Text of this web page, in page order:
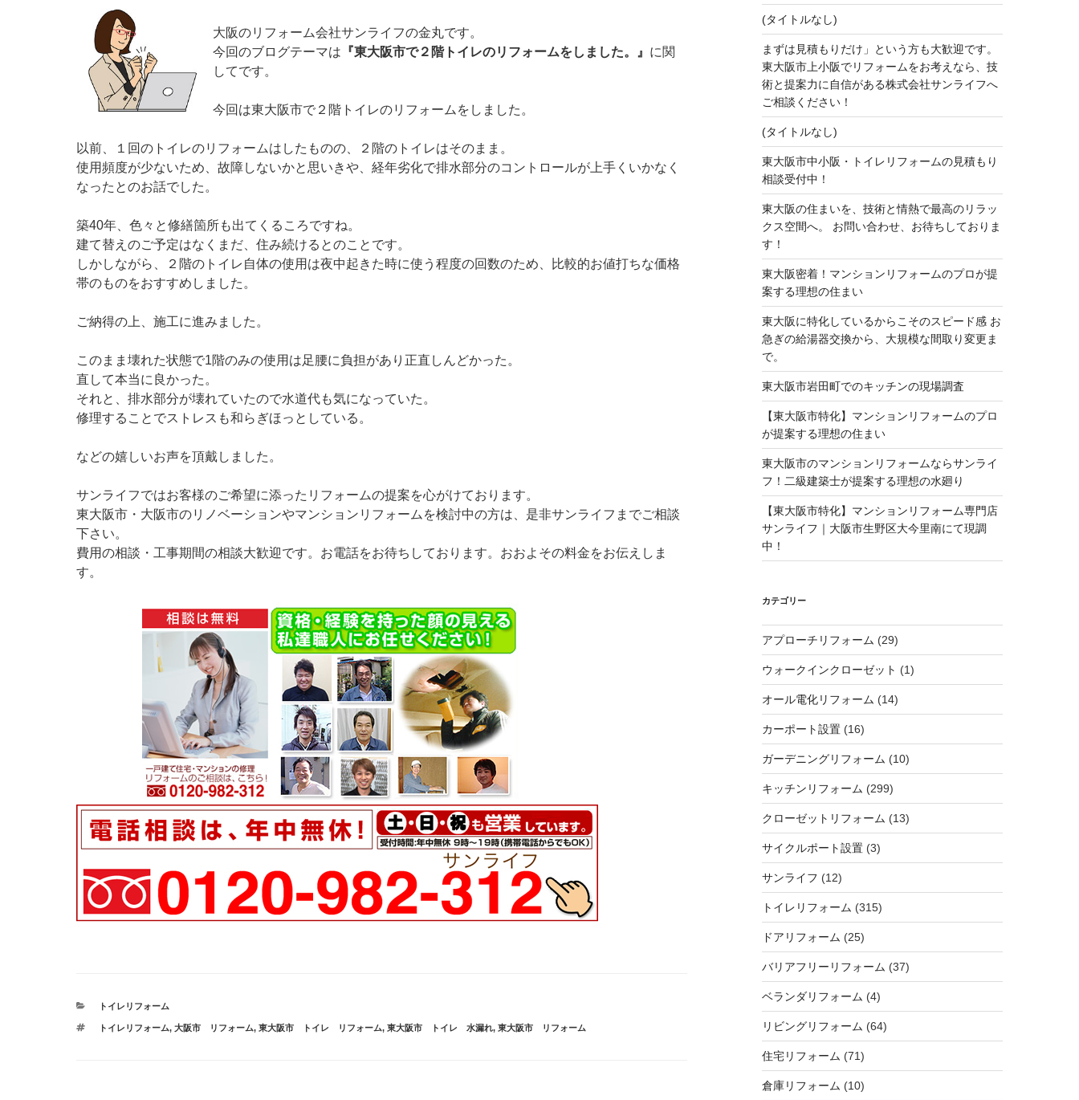
大阪のリフォーム会社サンライフの金丸です。
今回のブログテーマは 『東大阪市で２階トイレのリフォームをしました。』 に関
してです。
今回は東大阪市で２階トイレのリフォームをしました。
以前、１回のトイレのリフォームはしたものの、２階のトイレはそのまま。
使用頻度が少ないため、故障しないかと思いきや、経年劣化で排水部分のコントロールが上手くいかなく
なったとのお話でした。
築40年、色々と修繕箇所も出てくるころですね。
建て替えのご予定はなくまだ、住み続けるとのことです。
しかしながら、２階のトイレ自体の使用は夜中起きた時に使う程度の回数のため、比較的お値打ちな価格
帯のものをおすすめしました。
ご納得の上、施工に進みました。
このまま壊れた状態で1階のみの使用は足腰に負担があり正直しんどかった。
直して本当に良かった。
それと、排水部分が壊れていたので水道代も気になっていた。
修理することでストレスも和らぎほっとしている。
などの嬉しいお声を頂戴しました。
サンライフではお客様のご希望に添ったリフォームの提案を心がけております。
東大阪市・大阪市のリノベーションやマンションリフォームを検討中の方は、是非サンライフまでご相談
下さい。
費用の相談・工事期間の相談大歓迎です。お電話をお待ちしております。おおよその料金をお伝えしま
す。
カ
ゴ
トイレリフォーム
タトイレリフォーム, 大阪市 リフォーム, 東大阪市 トイレ リフォーム, 東大阪市 トイレ 水漏れ, 東大阪市 リフォーム
(タイトルなし)
まずは見積もりだけ」という方も大歓迎です。
東大阪市上小阪でリフォームをお考えなら、技
術と提案力に自信がある株式会社サンライフへ
ご相談ください！
(タイトルなし)
東大阪市中小阪・トイレリフォームの見積もり
相談受付中！
東大阪の住まいを、技術と情熱で最高のリラッ
クス空間へ。 お問い合わせ、お待ちしておりま
す！
東大阪密着！マンションリフォームのプロが提
案する理想の住まい
東大阪に特化しているからこそのスピード感 お
急ぎの給湯器交換から、大規模な間取り変更ま
で。
東大阪市岩田町でのキッチンの現場調査
【東大阪市特化】マンションリフォームのプロ
が提案する理想の住まい
東大阪市のマンションリフォームならサンライ
フ！二級建築士が提案する理想の水廻り
【東大阪市特化】マンションリフォーム専門店
サンライフ｜大阪市生野区大今里南にて現調
中！
カテゴリー
アプローチリフォーム (29)
ウォークインクローゼット (1)
オール電化リフォーム (14)
カーポート設置(16)
ガーデニングリフォーム (10)
キッチンリフォーム (299)
クローゼットリフォーム (13)
サイクルポート設置(3)
サンライフ (12)
トイレリフォーム (315)
ドアリフォーム (25)
バリアフリーリフォーム (37)
ベランダリフォーム (4)
リビングリフォーム (64)
住宅リフォーム (71)
倉庫リフォーム (10)